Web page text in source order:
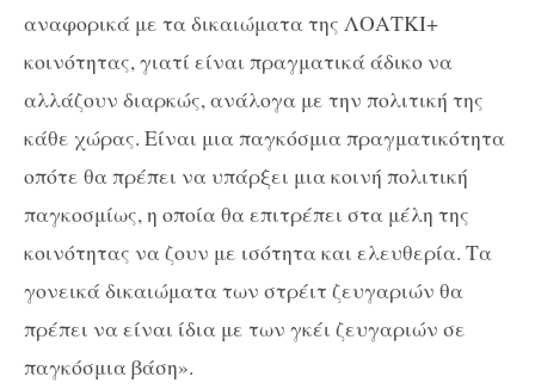
αναφορικά με τα δικαιώματα της ΛΟΑΤΚΙ+
κοινότητας, γιατί είναι πραγματικά άδικο να
αλλάζουν διαρκώς, ανάλογα με την πολιτική της
κάθε χώρας. Είναι μια παγκόσμια πραγματικότητα
οπότε θα πρέπει να υπάρξει μια κοινή πολιτική
παγκοσμίως, η οποία θα επιτρέπει στα μέλη της
κοινότητας να ζουν με ισότητα και ελευθερία. Τα
γονεικά δικαιώματα των στρέιτ ζευγαριών θα
πρέπει να είναι ίδια με των γκέι ζευγαριών σε
παγκόσμια βάση».